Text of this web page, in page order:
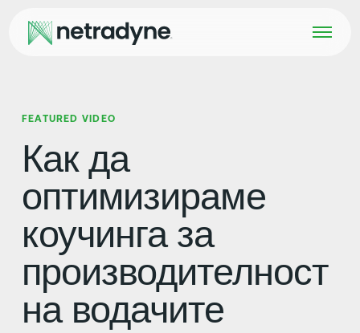
FEATURED VIDEO
Как да
оптимизираме
коучинга за
производителност
на водачите